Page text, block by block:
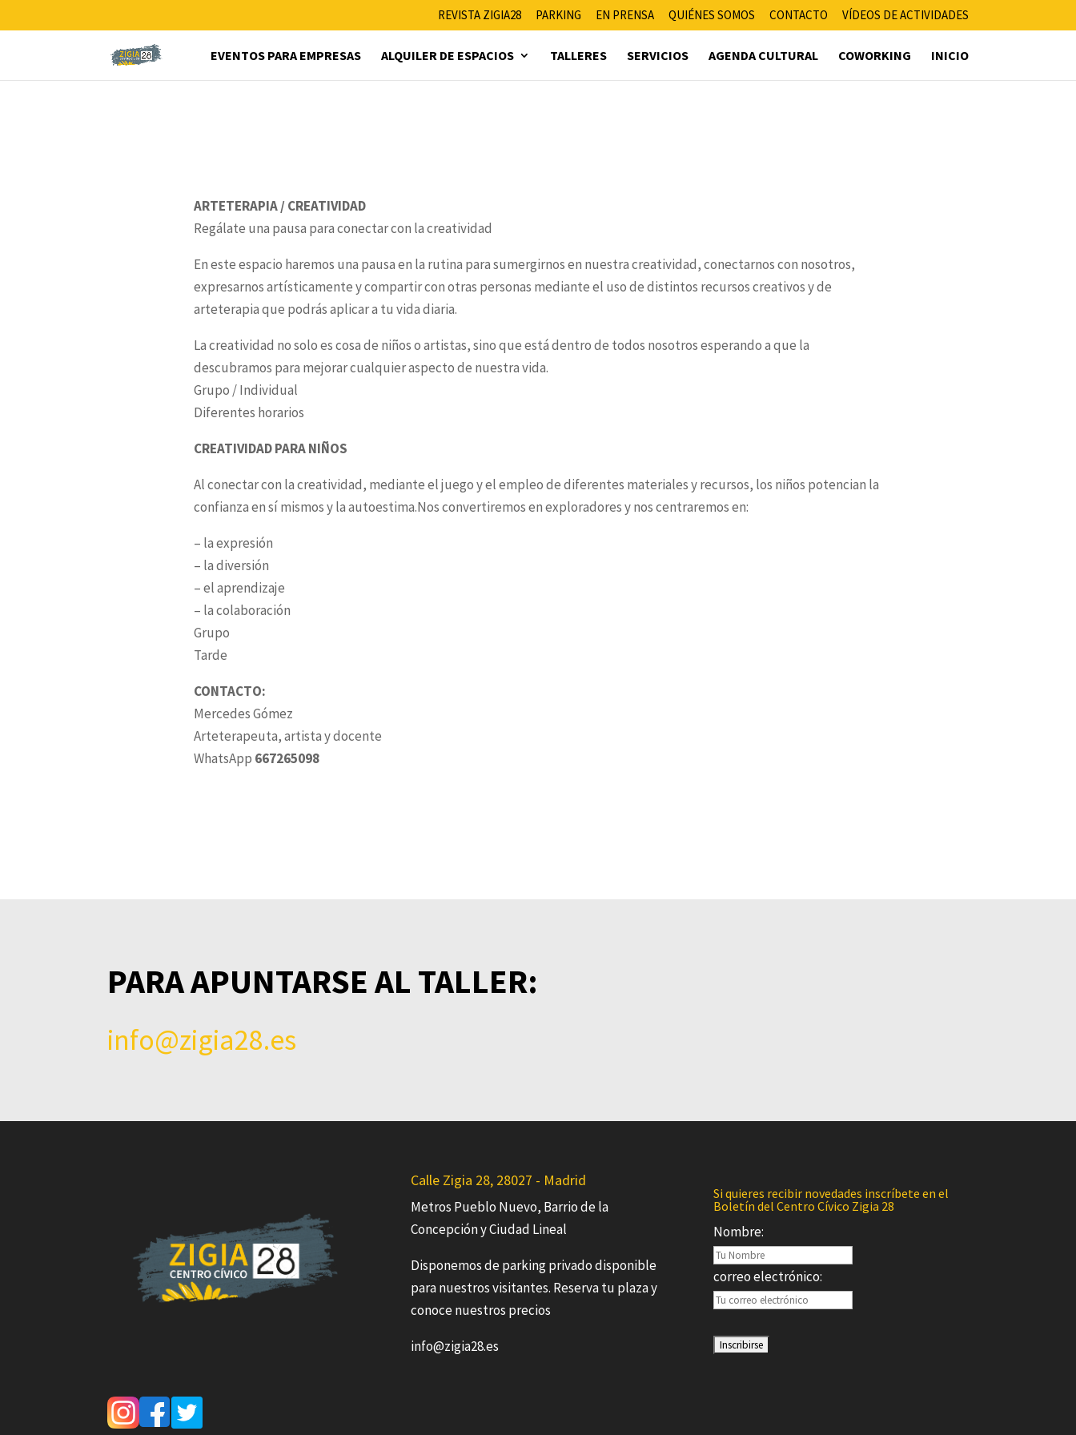
REVISTA ZIGIA28 PARKING EN PRENSA QUIÉNES SOMOS CONTACTO VÍDEOS DE ACTIVIDADES
EVENTOS PARA EMPRESAS ALQUILER DE ESPACIOS TALLERES SERVICIOS AGENDA CULTURAL COWORKING INICIO
ARTETERAPIA / CREATIVIDAD
Regálate una pausa para conectar con la creatividad
En este espacio haremos una pausa en la rutina para sumergirnos en nuestra creatividad, conectarnos con nosotros,
expresarnos artísticamente y compartir con otras personas mediante el uso de distintos recursos creativos y de
arteterapia que podrás aplicar a tu vida diaria.
La creatividad no solo es cosa de niños o artistas, sino que está dentro de todos nosotros esperando a que la
descubramos para mejorar cualquier aspecto de nuestra vida.
Grupo / Individual
Diferentes horarios
CREATIVIDAD PARA NIÑOS
Al conectar con la creatividad, mediante el juego y el empleo de diferentes materiales y recursos, los niños potencian la
confianza en sí mismos y la autoestima.Nos convertiremos en exploradores y nos centraremos en:
– la expresión
– la diversión
– el aprendizaje
– la colaboración
Grupo
Tarde
CONTACTO:
Mercedes Gómez
Arteterapeuta, artista y docente
WhatsApp 667265098
PARA APUNTARSE AL TALLER:
info@zigia28.es
Calle Zigia 28, 28027 - Madrid
Metros Pueblo Nuevo, Barrio de la
Concepción y Ciudad Lineal
Disponemos de parking privado disponible
para nuestros visitantes. Reserva tu plaza y
conoce nuestros precios
info@zigia28.es
Si quieres recibir novedades inscríbete en el
Boletín del Centro Cívico Zigia 28
Nombre:
correo electrónico: